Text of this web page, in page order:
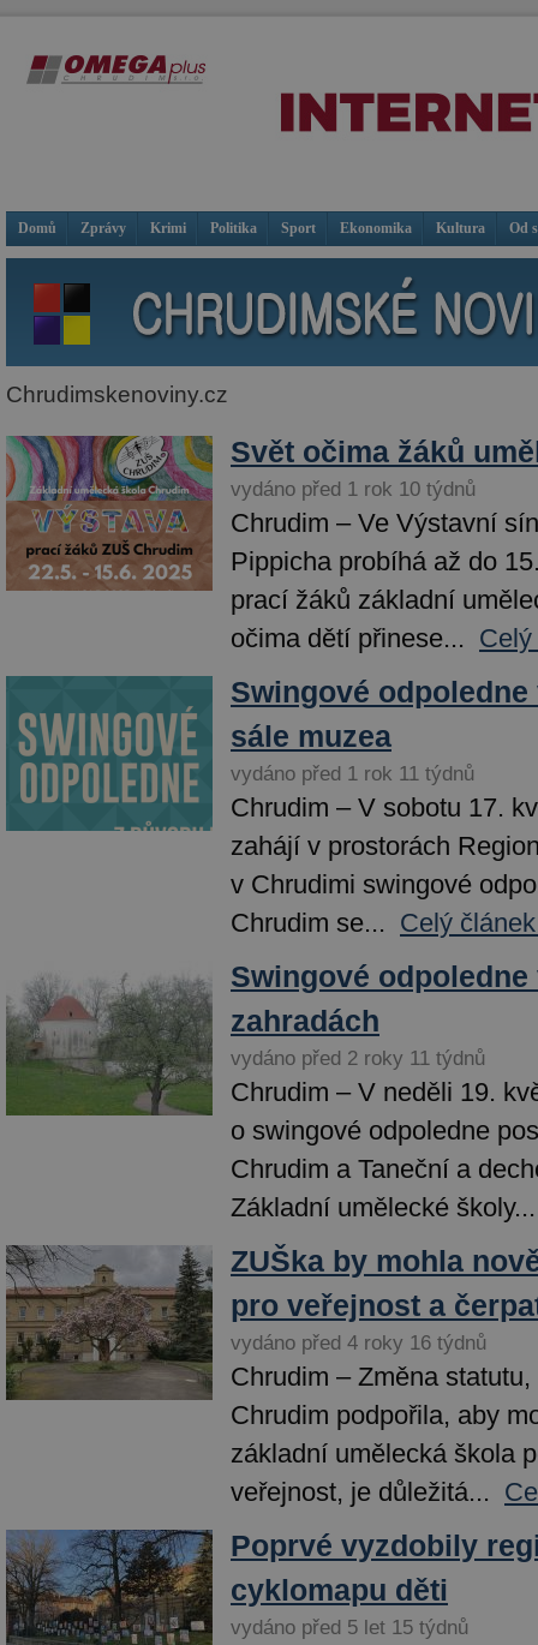
Domů Zprávy Krimi Politika Sport Ekonomika Kultura Od
Chrudimskenoviny.cz
Svět očima žáků
vydáno před 1 rok 10 týdnů
Chrudim – Ve Výstavní
Pippicha probíhá až do
prací žáků základní
očima dětí přinese...
Swingové
sále muzea
vydáno před 1 rok 11 týdnů
Chrudim – V sobotu 17.
zahájí v prostorách
v Chrudimi swingové
Chrudim se... Celý
Swingové
zahradách
vydáno před 2 roky 11 týdnů
Chrudim – V neděli 19.
o swingové odpoledne
Chrudim a Taneční a
Základní umělecké školy...
ZUŠka by mohla
pro veřejnost a
vydáno před 4 roky 16 týdnů
Chrudim – Změna
Chrudim podpořila, aby
základní umělecká škola
veřejnost, je důležitá...
Poprvé vyzdobily
cyklomapu děti
vydáno před 5 let 15 týdnů